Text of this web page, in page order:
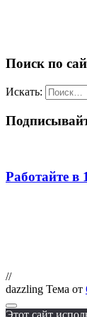
Поиск по
Искать:
Работайте в
//
dazzling Тема от
Этот сайт